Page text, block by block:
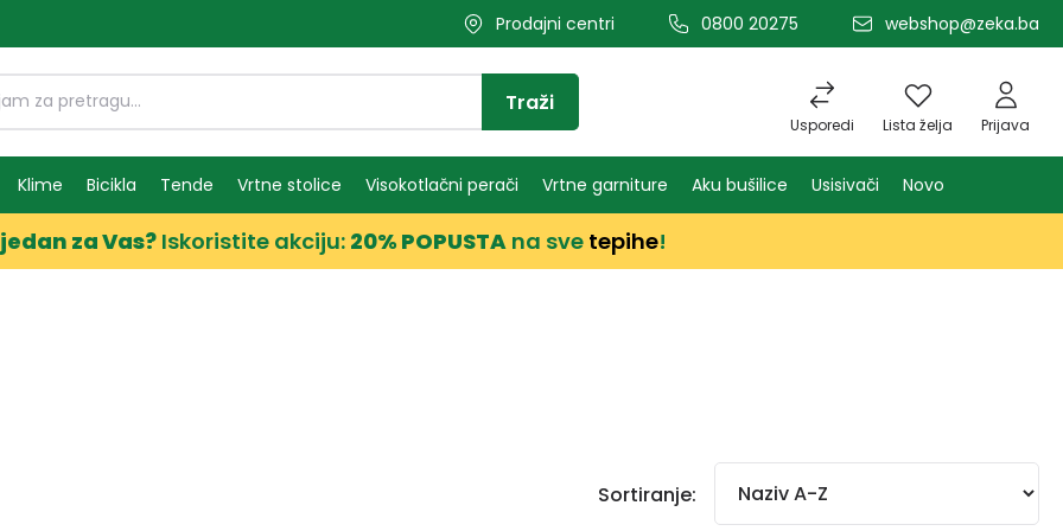
Prodajni centri 0800 20275 webshop@zeka.ba
Usporedi Lista želja Prijava
Traži
Klime Bicikla Tende Vrtne stolice Visokotlačni perači Vrtne garniture Aku bušilice Usisivači Novo
za Vas?Iskoristite akciju: 20% POPUSTA na sve tepihe!
Sortiranje: